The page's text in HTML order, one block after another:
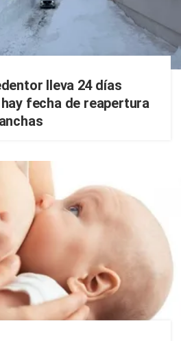
lleva 24 días
fecha de reapertura